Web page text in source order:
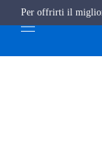
Per offrirti il miglior